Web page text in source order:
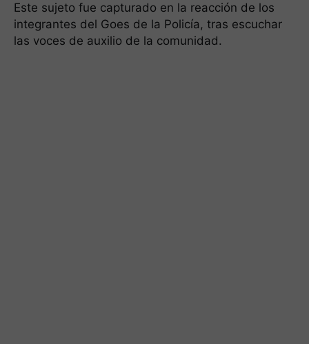
Este sujeto fue capturado en la reacción de los
integrantes del Goes de la Policía, tras escuchar
las voces de auxilio de la comunidad.